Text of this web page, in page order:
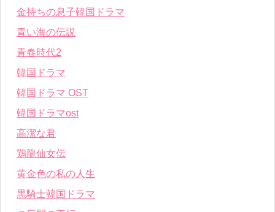
金持ちの息子韓国ドラマ
青い海の伝説
青春時代2
韓国ドラマ
韓国ドラマ OST
韓国ドラマost
高潔な君
鶏龍仙女伝
黄金色の私の人生
黒騎士韓国ドラマ